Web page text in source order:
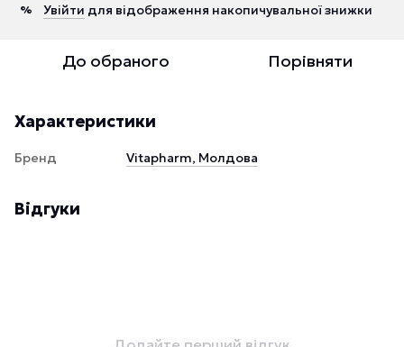
% Увійти для відображення накопичувальної знижки
До обраного Порівняти
Характеристики
Бренд Vitapharm, Молдова
Відгуки